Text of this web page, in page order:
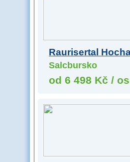
Raurisertal
Salcbursko
od 6 498 Kč /